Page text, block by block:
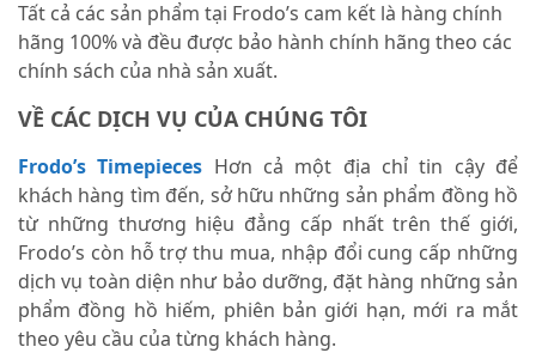
Tất cả các sản phẩm tại Frodo’s cam kết là hàng chính
hãng 100% và đều được bảo hành chính hãng theo các
chính sách của nhà sản xuất.
VỀ CÁC DỊCH VỤ CỦA CHÚNG TÔI
Frodo’s Timepieces Hơn cả một địa chỉ tin cậy để
khách hàng tìm đến, sở hữu những sản phẩm đồng hồ
từ những thương hiệu đẳng cấp nhất trên thế giới,
Frodo’s còn hỗ trợ thu mua, nhập đổi cung cấp những
dịch vụ toàn diện như bảo dưỡng, đặt hàng những sản
phẩm đồng hồ hiếm, phiên bản giới hạn, mới ra mắt
theo yêu cầu của từng khách hàng.